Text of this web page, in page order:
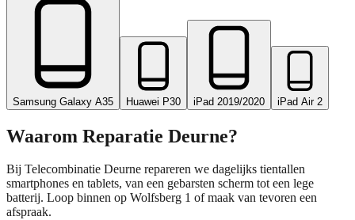
Samsung Galaxy A35 Huawei P30 iPad 2019/2020 iPad Air 2
Waarom Reparatie Deurne?
Bij Telecombinatie Deurne repareren we dagelijks tientallen
smartphones en tablets, van een gebarsten scherm tot een lege
batterij. Loop binnen op Wolfsberg 1 of maak van tevoren een
afspraak.